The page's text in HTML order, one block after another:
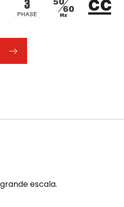
escala.